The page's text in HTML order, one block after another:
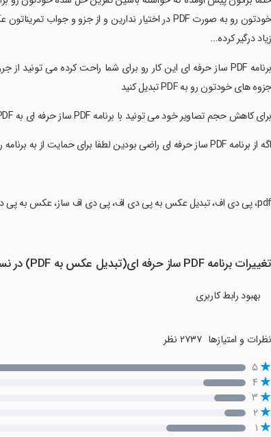
زیاد درگیر کرده...
جزوه های خودتون رو به PDF تبدیل کنید
‏برای کاهش حجم تصاویر خود می تونید با برنامه PDF ساز حرفه ای به PDF تبدیل کنید و حجم تصاویر خودتون رو کاهش بدین
‏اگه از برنامه PDF ساز حرفه ای راضی بودین لطفا برای حمایت از به برنامه رای بدین و مارو به دوستان خود معرفی کنید.
تغییرات برنامه PDF ساز حرفه ای(تبدیل عکس به PDF) در نسخه جدید
بهبود رابط کاربری
نظرات و امتیازها ۲۷۳۷ نظر
۵
۴
۳
۲
۱